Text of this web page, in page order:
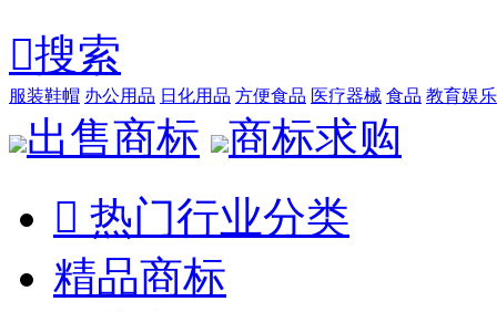
搜索
服装鞋帽 办公用品 日化用品 方便食品 医疗器械 食品 教育娱乐
出售商标
商标求购
 热门行业分类
精品商标